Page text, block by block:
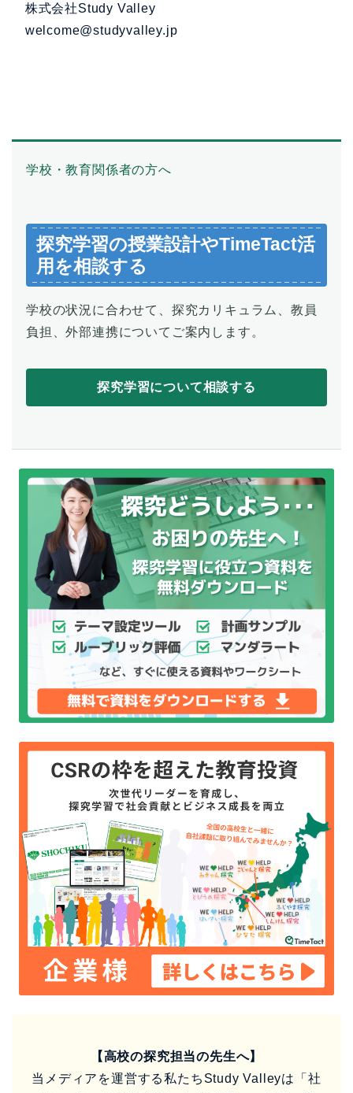
株式会社Study Valley
welcome@studyvalley.jp
学校・教育関係者の方へ
探究学習の授業設計やTimeTact活
用を相談する
学校の状況に合わせて、探究カリキュラム、教員
負担、外部連携についてご案内します。
探究学習について相談する
【高校の探究担当の先生へ】
当メディアを運営する私たちStudy Valleyは「社